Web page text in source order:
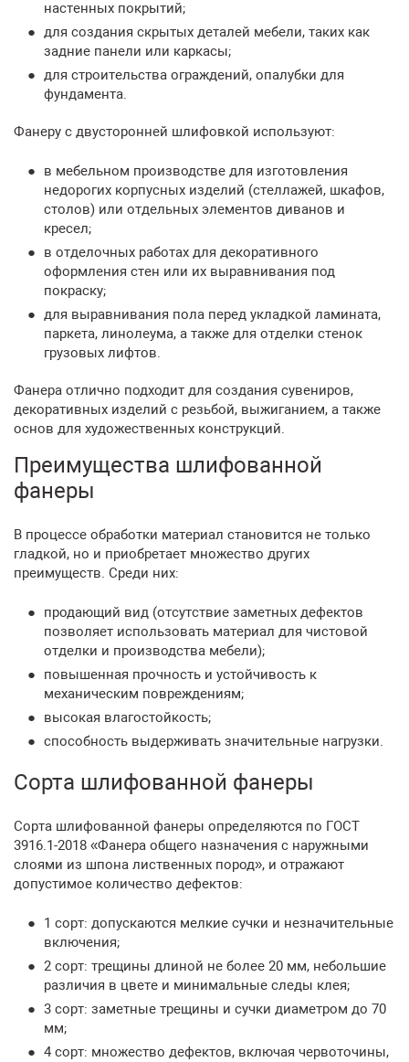
настенных покрытий;
для создания скрытых деталей мебели, таких как
задние панели или каркасы;
для строительства ограждений, опалубки для
фундамента.
Фанеру с двусторонней шлифовкой используют:
в мебельном производстве для изготовления
недорогих корпусных изделий (стеллажей, шкафов,
столов) или отдельных элементов диванов и
кресел;
в отделочных работах для декоративного
оформления стен или их выравнивания под
покраску;
для выравнивания пола перед укладкой ламината,
паркета, линолеума, а также для отделки стенок
грузовых лифтов.
Фанера отлично подходит для создания сувениров,
декоративных изделий с резьбой, выжиганием, а также
основ для художественных конструкций.
Преимущества шлифованной
фанеры
В процессе обработки материал становится не только
гладкой, но и приобретает множество других
преимуществ. Среди них:
продающий вид (отсутствие заметных дефектов
позволяет использовать материал для чистовой
отделки и производства мебели);
повышенная прочность и устойчивость к
механическим повреждениям;
высокая влагостойкость;
способность выдерживать значительные нагрузки.
Сорта шлифованной фанеры
Сорта шлифованной фанеры определяются по ГОСТ
3916.1-2018 «Фанера общего назначения с наружными
слоями из шпона лиственных пород», и отражают
допустимое количество дефектов:
1 сорт: допускаются мелкие сучки и незначительные
включения;
2 сорт: трещины длиной не более 20 мм, небольшие
различия в цвете и минимальные следы клея;
3 сорт: заметные трещины и сучки диаметром до 70
мм;
4 сорт: множество дефектов, включая червоточины,